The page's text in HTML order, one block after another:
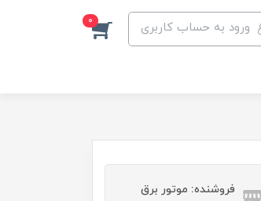
ورود به حساب کاربری 0
فروشنده: موتور برق